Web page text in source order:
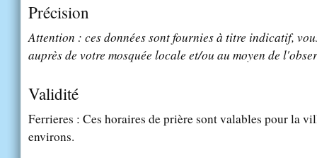
Précision
Attention : ces données sont fournies à titre indicatif,
auprès de votre mosquée locale et/ou au moyen de
Validité
Ferrieres : Ces horaires de prière sont valables pour la
environs.